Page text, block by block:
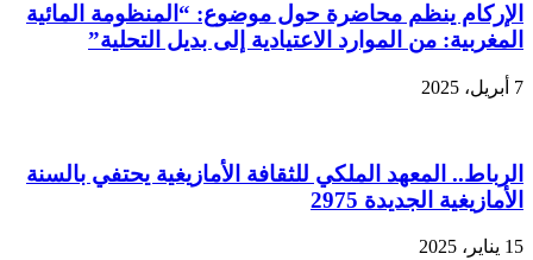
الإركام ينظم محاضرة حول موضوع: “المنظومة المائية
المغربية: من الموارد الاعتيادية إلى بديل التحلية”
7 أبريل، 2025
الرباط.. المعهد الملكي للثقافة الأمازيغية يحتفي بالسنة
الأمازيغية الجديدة 2975
15 يناير، 2025